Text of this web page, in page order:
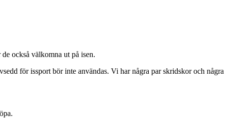
också välkomna ut på isen.
för issport bör inte användas. Vi har några par skridskor och några